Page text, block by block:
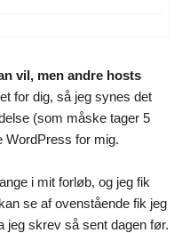
vil, men andre hosts
for dig, så jeg synes det
(som måske tager 5
WordPress for mig.
i mit forløb, og jeg fik
se af ovenstående fik jeg
jeg skrev så sent dagen før.